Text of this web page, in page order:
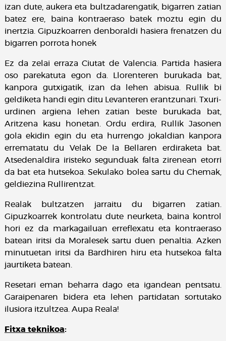
izan dute, aukera eta bultzadarengatik, bigarren zatian
batez ere, baina kontraeraso batek moztu egin du
inertzia. Gipuzkoarren denboraldi hasiera frenatzen du
bigarren porrota honek
Ez da zelai erraza Ciutat de Valencia. Partida hasiera
oso parekatuta egon da. Llorenteren burukada bat,
kanpora gutxigatik, izan da lehen abisua. Rullik bi
geldiketa handi egin ditu Levanteren erantzunari. Txuri-
urdinen argiena lehen zatian beste burukada bat,
Aritzena kasu honetan. Ordu erdira, Rullik Jasonen
gola ekidin egin du eta hurrengo jokaldian kanpora
errematatu du Velak De la Bellaren erdiraketa bat.
Atsedenaldira iristeko segunduak falta zirenean etorri
da bat eta hutsekoa. Sekulako bolea sartu du Chemak,
geldiezina Rullirentzat.
Realak bultzatzen jarraitu du bigarren zatian.
Gipuzkoarrek kontrolatu dute neurketa, baina kontrol
hori ez da markagailuan erreflexatu eta kontraeraso
batean iritsi da Moralesek sartu duen penaltia. Azken
minutuetan iritsi da Bardhiren hiru eta hutsekoa falta
jaurtiketa batean.
Resetari eman beharra dago eta igandean pentsatu.
Garaipenaren bidera eta lehen partidatan sortutako
ilusiora itzultzea. Aupa Reala!
Fitxa teknikoa: